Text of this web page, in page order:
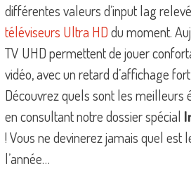
différentes valeurs d’input lag
téléviseurs Ultra HDdu moment.
TV UHD permettent de jouer
vidéo, avec un retard d’affichage
Découvrez quels sont les meilleurs
en consultant notre dossier spécial
! Vous ne devinerez jamais quel est
l’année…